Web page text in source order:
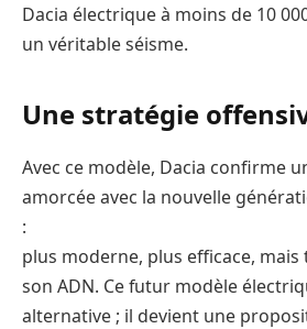
Dacia électrique à moins de 10
un véritable séisme.
Une stratégie
Avec ce modèle, Dacia confirme
amorcée avec la nouvelle
:
plus moderne, plus efficace,
son ADN. Ce futur modèle
alternative ; il devient une